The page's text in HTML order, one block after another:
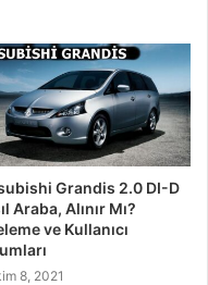
Grandis 2.0 DI-D
Araba, Alınır Mı?
ve Kullanıcı
8, 2021